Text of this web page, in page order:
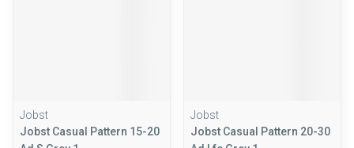
Jobst
Jobst Casual Pattern 15-20
Jobst
Jobst Casual Pattern 20-30